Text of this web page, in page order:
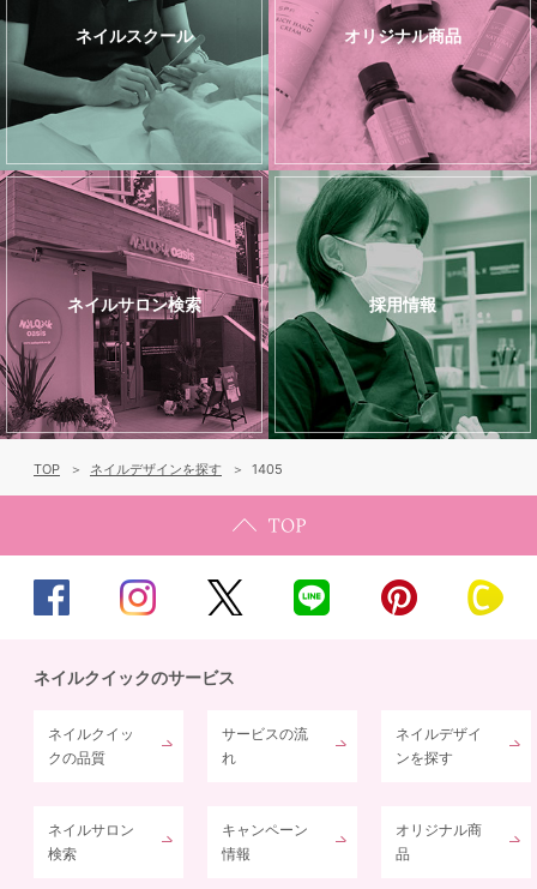
ネイルスクール オリジナル商品
ネイルサロン検索 採用情報
TOP ネイルデザインを探す 1405
ネイルクイックのサービス
ネイルクイッ
クの品質
サービスの流
れ
ネイルデザイ
ンを探す
ネイルサロン
検索
キャンペーン
情報
オリジナル商
品